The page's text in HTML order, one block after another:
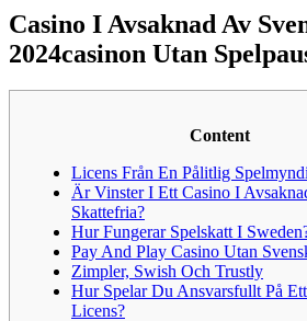
Casino I Avsaknad Av
2024️casinon Utan
Content
Licens Från En Pålitlig
Är Vinster I Ett Casino I
Skattefria?
Hur Fungerar Spelskatt I
Pay And Play Casino Utan
Zimpler, Swish Och Trustly
Hur Spelar Du Ansvarsfullt På
Licens?